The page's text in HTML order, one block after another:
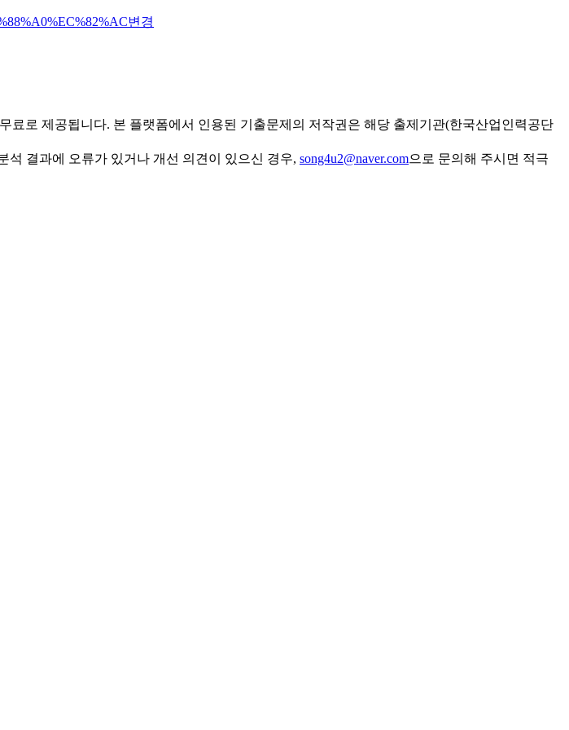
변경
로 제공됩니다. 본 플랫폼에서 인용된 기출문제의 저작권은 해당 출제기관(한국산업인력공단
결과에 오류가 있거나 개선 의견이 있으신 경우, song4u2@naver.com으로 문의해 주시면 적극